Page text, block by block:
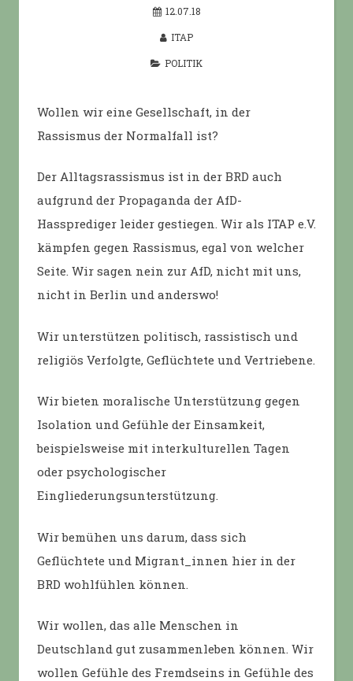
12.07.18
ITAP
POLITIK
Wollen wir eine Gesellschaft, in der
Rassismus der Normalfall ist?
Der Alltagsrassismus ist in der BRD auch
aufgrund der Propaganda der AfD-
Hassprediger leider gestiegen. Wir als ITAP e.V.
kämpfen gegen Rassismus, egal von welcher
Seite. Wir sagen nein zur AfD, nicht mit uns,
nicht in Berlin und anderswo!
Wir unterstützen politisch, rassistisch und
religiös Verfolgte, Geflüchtete und Vertriebene.
Wir bieten moralische Unterstützung gegen
Isolation und Gefühle der Einsamkeit,
beispielsweise mit interkulturellen Tagen
oder psychologischer
Eingliederungsunterstützung.
Wir bemühen uns darum, dass sich
Geflüchtete und Migrant_innen hier in der
BRD wohlfühlen können.
Wir wollen, das alle Menschen in
Deutschland gut zusammenleben können. Wir
wollen Gefühle des Fremdseins in Gefühle des